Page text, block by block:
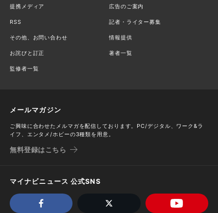
提携メディア 広告のご案内
RSS 記者・ライター募集
その他、お問い合わせ 情報提供
お詫びと訂正 著者一覧
監修者一覧
メールマガジン
ご興味に合わせたメルマガを配信しております。PC/デジタル、ワーク&ラ
イフ、エンタメ/ホビーの3種類を用意。
無料登録はこちら
マイナビニュース 公式SNS